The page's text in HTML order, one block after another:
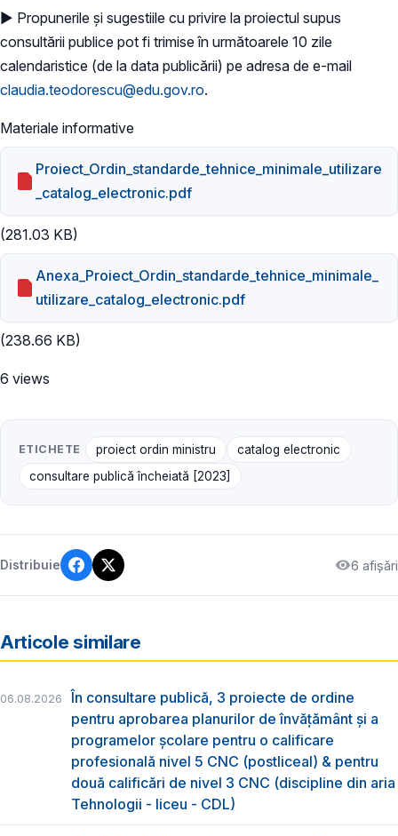
► Propunerile și sugestiile cu privire la proiectul supus
consultării publice pot fi trimise în următoarele 10 zile
calendaristice (de la data publicării) pe adresa de e-mail
claudia.teodorescu@edu.gov.ro.
Materiale informative
Proiect_Ordin_standarde_tehnice_minimale_utilizare
_catalog_electronic.pdf
(281.03 KB)
Anexa_Proiect_Ordin_standarde_tehnice_minimale_
utilizare_catalog_electronic.pdf
(238.66 KB)
6 views
ETICHETE proiect ordin ministru
catalog electronic
consultare publică încheiată [2023]
Distribuie 6 afișări
Articole similare
06.08.2026
În consultare publică, 3 proiecte de ordine
pentru aprobarea planurilor de învățământ și a
programelor școlare pentru o calificare
profesională nivel 5 CNC (postliceal) & pentru
două calificări de nivel 3 CNC (discipline din aria
Tehnologii - liceu - CDL)